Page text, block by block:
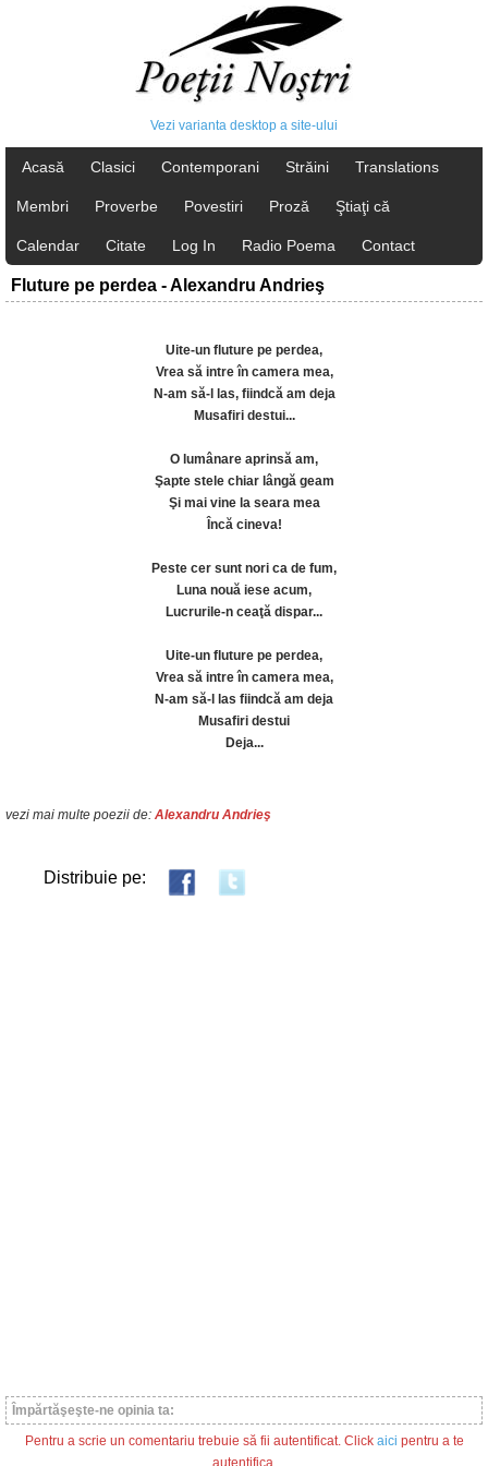
Vezi varianta desktop a site-ului
Acasă Clasici Contemporani Străini Translations
Membri Proverbe Povestiri Proză Ştiaţi că
Calendar Citate Log In Radio Poema Contact
Fluture pe perdea - Alexandru Andrieş
Uite-un fluture pe perdea,
Vrea să intre în camera mea,
N-am să-l las, fiindcă am deja
Musafiri destui...
O lumânare aprinsă am,
Şapte stele chiar lângă geam
Şi mai vine la seara mea
Încă cineva!
Peste cer sunt nori ca de fum,
Luna nouă iese acum,
Lucrurile-n ceaţă dispar...
Uite-un fluture pe perdea,
Vrea să intre în camera mea,
N-am să-l las fiindcă am deja
Musafiri destui
Deja...
vezi mai multe poezii de: Alexandru Andrieş
Distribuie pe:
Împărtăşeşte-ne opinia ta:
Pentru a scrie un comentariu trebuie să fii autentificat. Click aici pentru a te
autentifica.